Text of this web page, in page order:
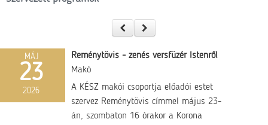
MÁJ
23
2026
Reménytövis - zenés versfüzér Istenről
Makó
A KÉSZ makói csoportja előadói estet
szervez Reménytövis címmel május 23-
án, szombaton 16 órakor a Korona